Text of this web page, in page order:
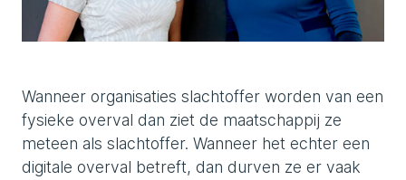
Wanneer organisaties slachtoffer worden van een
fysieke overval dan ziet de maatschappij ze
meteen als slachtoffer. Wanneer het echter een
digitale overval betreft, dan durven ze er vaak